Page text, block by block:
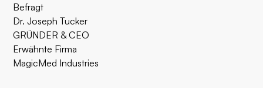
Befragt
Dr. Joseph Tucker
GRÜNDER & CEO
Erwähnte Firma
MagicMed Industries